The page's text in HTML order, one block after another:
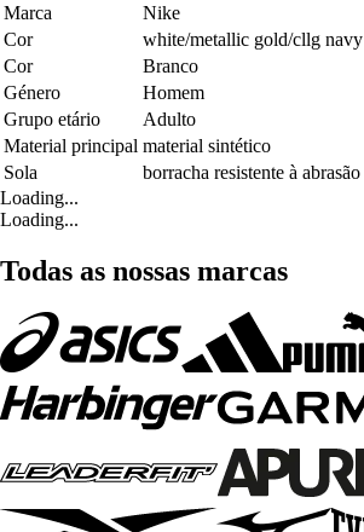
Marca
Nike
Cor
white/metallic gold/cllg navy
Cor
Branco
Género
Homem
Grupo etário
Adulto
Material principal material sintético
Sola
borracha resistente à abrasão
Loading...
Loading...
Todas as nossas marcas